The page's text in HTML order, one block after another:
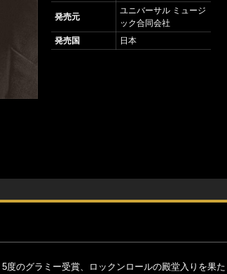
発売元
ユニバーサル ミュージ
ック合同会社
発売国
日本
のグラミー受賞、ロックンロールの殿堂入りを果